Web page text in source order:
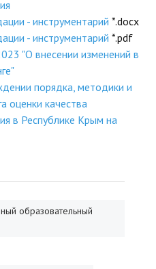
году 2026-2027
- инструментарий *.docx
- инструментарий *.pdf
"О внесении изменений в
порядка, методики и
оценки качества
в Республике Крым на
образовательный